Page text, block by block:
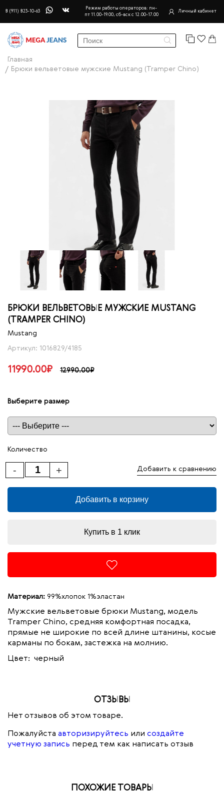
8 (911) 823-10-63
Режим работы операторов: пн-
пт 11.00-19.00, сб-вск с 12.00-17.00
Личный кабинет
Главная
Брюки вельветовые мужские Mustang (Tramper Chino)
БРЮКИ ВЕЛЬВЕТОВЫЕ МУЖСКИЕ MUSTANG
(TRAMPER CHINO)
Mustang
Артикул: 1016829/4185
11990.00₽ 12990.00₽
Выберите размер
Таблица размеров
Количество
+
- Добавить к сравнению
Добавить в корзину
Купить в 1 клик
Материал: 99%хлопок 1%эластан
Мужские вельветовые брюки Mustang, модель
Tramper Chino, средняя комфортная посадка,
прямые не широкие по всей длине штанины, косые
карманы по бокам, застежка на молнию.
Цвет: черный
ОТЗЫВЫ
Нет отзывов об этом товаре.
Пожалуйста авторизируйтесь или создайте
учетную запись перед тем как написать отзыв
ПОХОЖИЕ ТОВАРЫ